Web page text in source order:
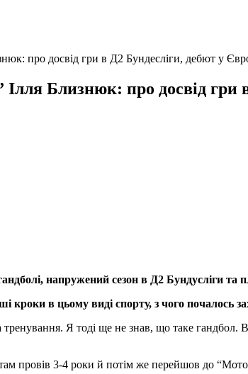
про досвід гри в Д2 Бундесліги, дебют у
Близнюк: про досвід гри
напружений сезон в Д2 Бундусліги та
кроки в цьому виді спорту, з чого почалось
Я тоді ще не знав, що таке гандбол.
провів 3-4 роки й потім же перейшов до